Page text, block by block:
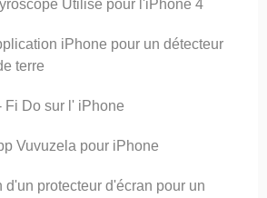
Utilisé pour l'iPhone 4
iPhone pour un détecteur
terre
Fi Do sur l' iPhone
Vuvuzela pour iPhone
protecteur d'écran pour un